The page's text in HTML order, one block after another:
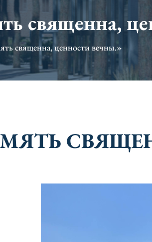
священна,
священна, ценности вечны.»